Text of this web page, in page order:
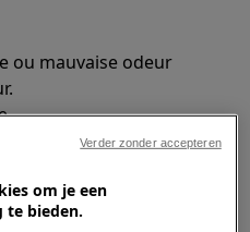
ou mauvaise odeur
om je een
te bieden.
Verder zonder accepteren